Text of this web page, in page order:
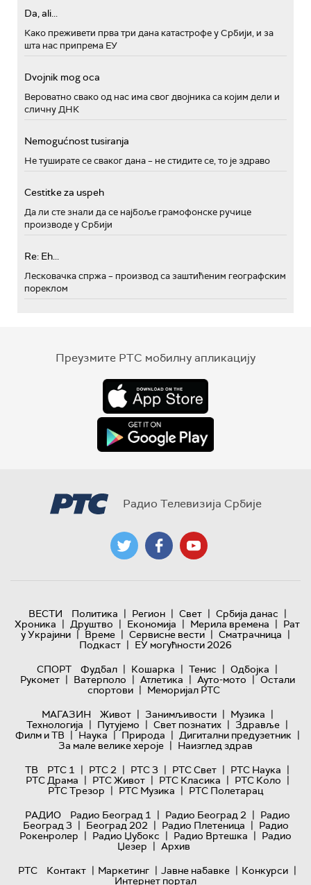
Da, ali...
Како преживети прва три дана катастрофе у Србији, и за
шта нас припрема ЕУ
Dvojnik mog oca
Вероватно свако од нас има свог двојника са којим дели и
сличну ДНК
Nemogućnost tusiranja
Не туширате се сваког дана – не стидите се, то је здраво
Cestitke za uspeh
Да ли сте знали да се најбоље грамофонске ручице
производе у Србији
Re: Eh...
Лесковачка спржа – производ са заштићеним географским
пореклом
Преузмите РТС мобилну апликацију
Радио Телевизија Србије
ВЕСТИ Политика | Регион | Свет | Србија данас |
Хроника | Друштво | Економија | Мерила времена | Рат
у Украјини | Време | Сервисне вести | Сматрачница |
Подкаст | ЕУ могућности 2026
СПОРТ
Фудбал | Кошарка | Тенис | Одбојка |
Рукомет | Ватерполо | Атлетика | Ауто-мото | Остали
спортови | Меморијал РТС
МАГАЗИН
Живот | Занимљивости | Музика |
Технологијa | Путујемо | Свет познатих | Здравље |
Филм и ТВ | Наука | Природа | Дигитални предузетник |
За мале велике хероје | Наизглед здрав
ТВ
РТС 1 | РТС 2 | РТС 3 | РТС Свет | РТС Наука |
РТС Драма | РТС Живот | РТС Класика | РТС Коло |
РТС Трезор | РТС Музика | РТС Полетарац
РАДИО
Радио Београд 1 | Радио Београд 2 | Радио
Београд 3 | Београд 202 | Радио Плетеница | Радио
Рокенролер | Радио Џубокс | Радио Вртешка | Радио
Џезер | Архив
РТС
Контакт | Маркетинг | Јавне набавке | Конкурси |
Интернет портал